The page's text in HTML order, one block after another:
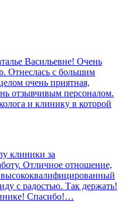
Васильевне! Очень
Отнеслась с большим
очень приятная,
отзывчивым персоналом.
и клинику в которой
клиники за
Отличное отношение,
с радостью. Так держать!
Спасибо!…